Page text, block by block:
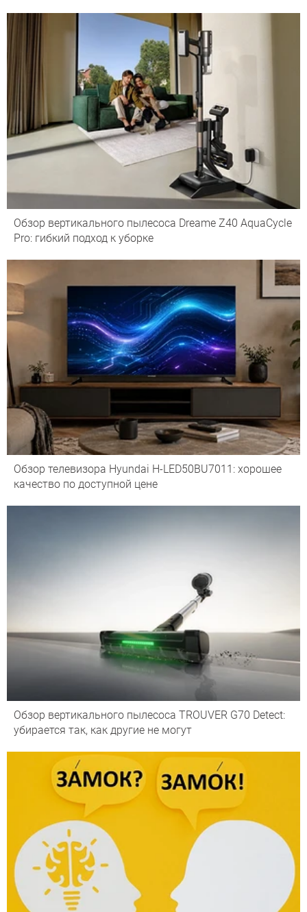
Обзор вертикального пылесоса Dreame Z40 AquaCycle
Pro: гибкий подход к уборке
Обзор телевизора Hyundai H-LED50BU7011: хорошее
качество по доступной цене
Обзор вертикального пылесоса TROUVER G70 Detect:
убирается так, как другие не могут